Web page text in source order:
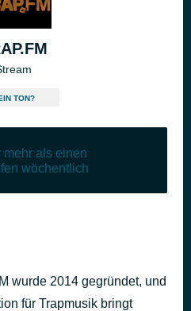
TON?
mehr als einen
wöchentlich
wurde 2014 gegründet, und
für Trapmusik bringt